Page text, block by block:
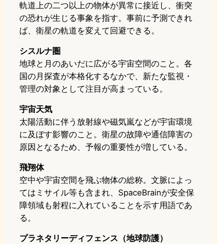
軌道上の二つ以上の物体が異常に接近し、衝突
の恐れが生じる事象を指す。事前に予測できれ
ば、衛星の軌道を変えて回避できる。
シスルナ圏
地球と月のあいだに広がる宇宙空間のこと。各
国の月探査が本格化するなかで、新たな監視・
管理の対象として注目が高まっている。
宇宙天気
太陽活動に伴う放射線や磁気嵐などが宇宙環境
に及ぼす影響のこと。衛星の故障や通信障害の
原因となるため、予報の重要性が増している。
飛翔体
空中や宇宙空間を飛ぶ物体の総称。文脈によっ
てはミサイル等も含まれ、SpaceBrainが安全保
障領域も射程に入れていることを示す用語であ
る。
プラネタリーディフェンス（地球防護）